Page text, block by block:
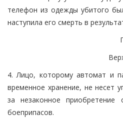
телефон из одежды убитого
наступила его смерть в
4. Лицо, которому автомат и
временное хранение, не несет
за незаконное приобретение
боеприпасов.